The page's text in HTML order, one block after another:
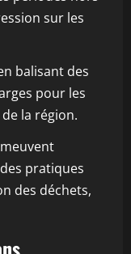
sur les
balisant des
pour les
la région.
pratiques
des déchets,